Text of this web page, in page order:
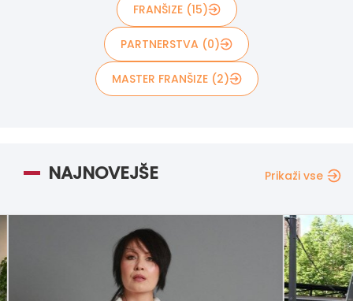
FRANŠIZE (15)
PARTNERSTVA (0)
MASTER FRANŠIZE (2)
NAJNOVEJŠE Prikaži vse